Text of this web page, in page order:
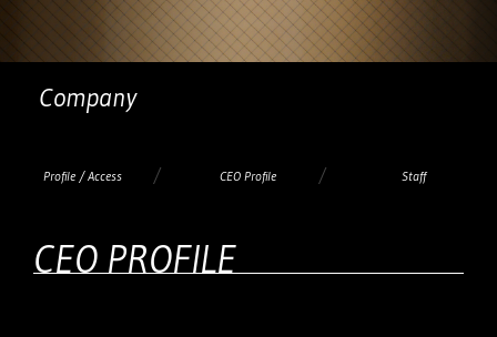
Company
Profile /Access CEO Profile Staff
CEO PROFILE